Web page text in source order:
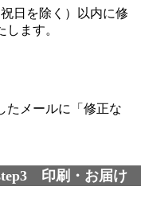
日を除く）以内に修
ます。
たメールに「修正な
印刷・お届け